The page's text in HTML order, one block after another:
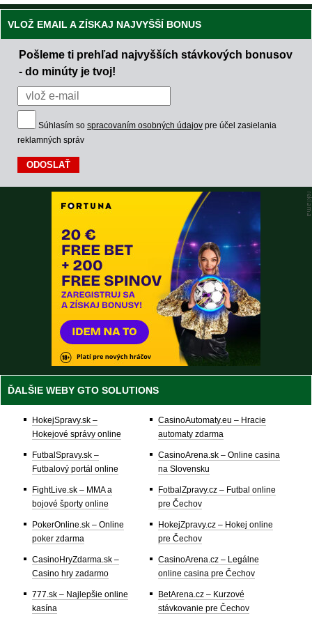
VLOŽ EMAIL A ZÍSKAJ NAJVYŠŠÍ BONUS
Pošleme ti prehľad najvyšších stávkových bonusov
- do minúty je tvoj!
Súhlasím so spracovaním osobných údajov pre účel zasielania
reklamných správ
ĎALŠIE WEBY GTO SOLUTIONS
HokejSpravy.sk –
Hokejové správy online
FutbalSpravy.sk –
Futbalový portál online
FightLive.sk – MMA a
bojové športy online
PokerOnline.sk – Online
poker zdarma
CasinoHryZdarma.sk –
Casino hry zadarmo
777.sk – Najlepšie online
kasína
CasinoAutomaty.eu – Hracie
automaty zdarma
CasinoArena.sk – Online casina
na Slovensku
FotbalZpravy.cz – Futbal online
pre Čechov
HokejZpravy.cz – Hokej online
pre Čechov
CasinoArena.cz – Legálne
online casina pre Čechov
BetArena.cz – Kurzové
stávkovanie pre Čechov